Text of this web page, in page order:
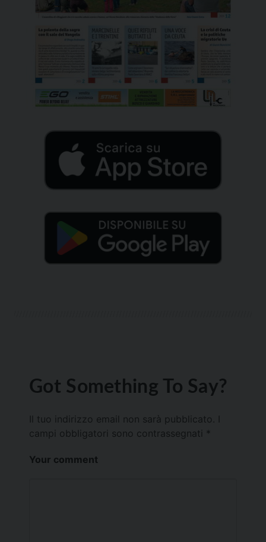
Got Something To Say?
Il tuo indirizzo email non sarà pubblicato.
campi obbligatori sono contrassegnati *
Your comment